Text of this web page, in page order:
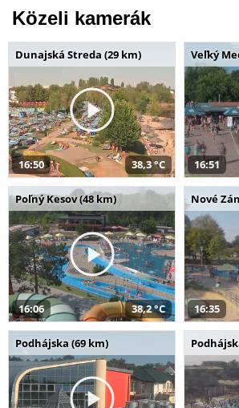
Közeli kamerák
Dunajská Streda (29 km)
16:50 38,3 °C
Veľký
16:51
Poľný Kesov (48 km)
16:06 38,2 °C
Nové
16:35
Podhájska (69 km)